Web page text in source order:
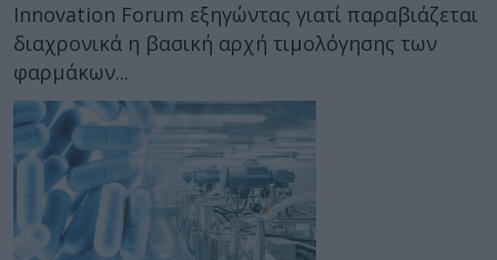
Innovation Forum εξηγώντας γιατί παραβιάζεται
διαχρονικά η βασική αρχή τιμολόγησης των
φαρμάκων...